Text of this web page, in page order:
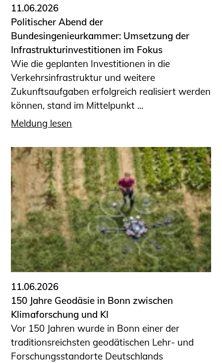
Presse
Kontakt und Anfahrt
Impressum
Datenschutz
Ingenieurakademie West
11.06.2026
Politischer Abend der
Bundesingenieurkammer: Umsetzung der
Infrastrukturinvestitionen im Fokus
Wie die geplanten Investitionen in die
Verkehrsinfrastruktur und weitere
Zukunftsaufgaben erfolgreich realisiert werden
können, stand im Mittelpunkt ...
Meldung lesen
11.06.2026
150 Jahre Geodäsie in Bonn zwischen
Klimaforschung und KI
Vor 150 Jahren wurde in Bonn einer der
traditionsreichsten geodätischen Lehr- und
Forschungsstandorte Deutschlands